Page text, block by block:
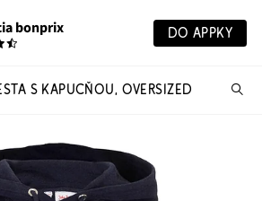
bonprix DO APPKY
S KAPUCŇOU, OVERSIZED